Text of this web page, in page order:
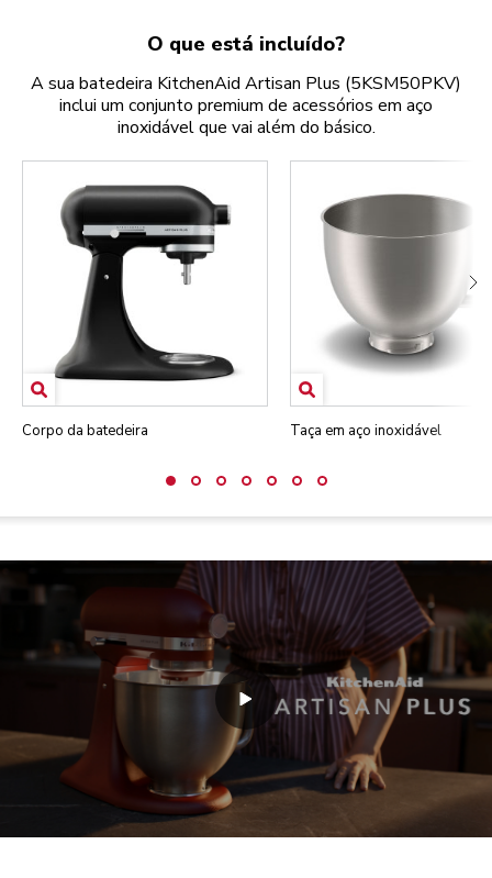
O que está incluído?
A sua batedeira KitchenAid Artisan Plus (5KSM50PKV)
inclui um conjunto premium de acessórios em aço
inoxidável que vai além do básico.
Corpo da batedeira Taça em aço inoxidável